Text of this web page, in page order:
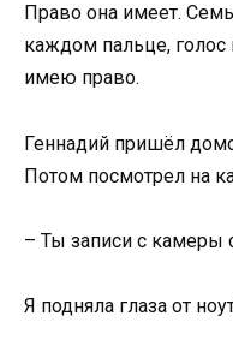
Право она имеет.
каждом пальце, голос
имею право.
Геннадий пришёл
Потом посмотрел на
– Ты записи с камеры
Я подняла глаза от